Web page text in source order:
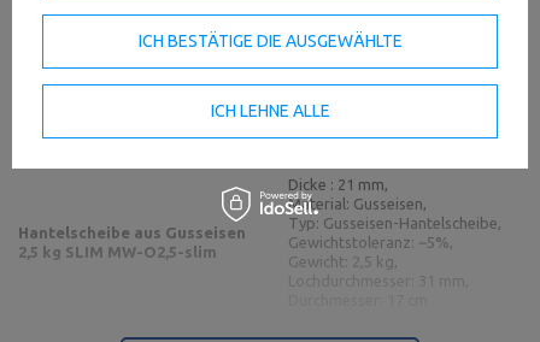
Hantelscheibe aus Gusseisen
1,25 kg SLIM MW-O1,25-slim
Dicke: 14 mm,
Gewichtstoleranz: ~5%,
Gewicht: 1,25 kg,
Lochdurchmesser: 31 mm,
Durchmesser: 15 cm
Hantelscheibe aus Gusseisen
2,5 kg SLIM MW-O2,5-slim
Dicke : 21 mm,
Material: Gusseisen,
Typ: Gusseisen-Hantelscheibe,
Gewichtstoleranz: ~5%,
Gewicht: 2,5 kg,
Lochdurchmesser: 31 mm,
ICH BESTÄTIGE DIE AUSGEWÄHLTE
ICH LEHNE ALLE